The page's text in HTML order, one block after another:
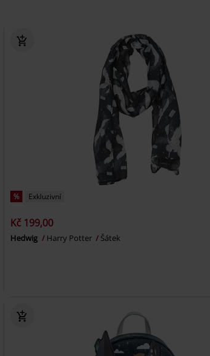
% Exkluzivní
Kč 199,00
Hedwig Harry Potter Šátek